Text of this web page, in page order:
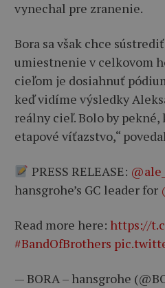
vynechal pre zranenie.
Bora sa však chce
umiestnenie v celkovom
cieľom je dosiahnuť
keď vidíme výsledky
reálny cieľ. Bolo by pekné,
etapové víťazstvo,“
PRESS RELEASE:
hansgrohe’s GC leader for
Read more here: https://
#BandOfBrothers
— BORA – hansgrohe